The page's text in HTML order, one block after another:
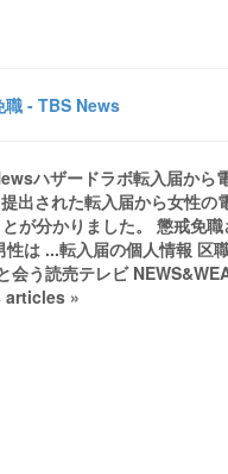
職 - TBS News
ハザードラボ転入届から
出された転入届から女性の
が分かりました。 懲戒免
は ...転入届の個人情報 区
う読売テレビ
articles »